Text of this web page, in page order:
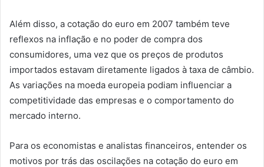
Além disso, a cotação do euro em 2007 também teve
reflexos na inflação e no poder de compra dos
consumidores, uma vez que os preços de produtos
importados estavam diretamente ligados à taxa de câmbio.
As variações na moeda europeia podiam influenciar a
competitividade das empresas e o comportamento do
mercado interno.
Para os economistas e analistas financeiros, entender os
motivos por trás das oscilações na cotação do euro em